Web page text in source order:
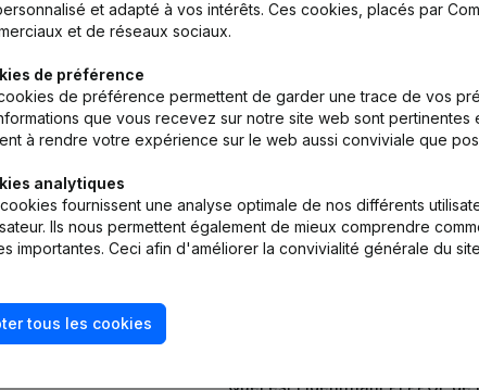
Publication
Modification Forme Juridique - Siège Social - Demissions
Constitution(NL)
posées
Quel est le numéro de TVA de
Quel est l'identifiant PEPPOL
et adapté à vos intérêts. Ces cookies, placés par
et de réseaux sociaux.
de préférence
de préférence permettent de garder une trace de vos
que vous recevez sur notre site web sont pertinentes
à rendre votre expérience sur le web aussi conviviale que
analytiques
fournissent une analyse optimale de nos différents
Ils nous permettent également de mieux comprendre
importantes. Ceci afin d'améliorer la convivialité générale du
tous les cookies